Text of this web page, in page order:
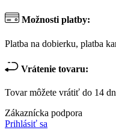
Možnosti platby:
Platba na dobierku, platba
Vrátenie tovaru:
Tovar môžete vrátiť do 14
Zákaznícka podpora
Prihlásiť sa